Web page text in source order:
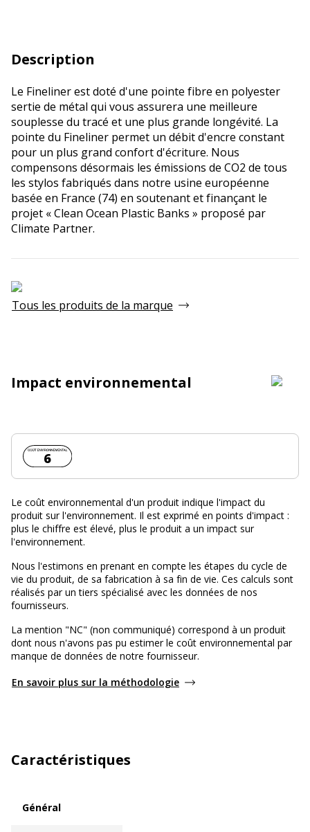
Description
Le Fineliner est doté d'une pointe fibre en polyester
sertie de métal qui vous assurera une meilleure
souplesse du tracé et une plus grande longévité. La
pointe du Fineliner permet un débit d'encre constant
pour un plus grand confort d'écriture. Nous
compensons désormais les émissions de CO2 de tous
les stylos fabriqués dans notre usine européenne
basée en France (74) en soutenant et finançant le
projet « Clean Ocean Plastic Banks » proposé par
Climate Partner.
Tous les produits de la marque
Impact environnemental
Coût environnemental :
6
Le coût environnemental d'un produit indique l'impact du
produit sur l'environnement. Il est exprimé en points d'impact :
plus le chiffre est élevé, plus le produit a un impact sur
l'environnement.
Nous l'estimons en prenant en compte les étapes du cycle de
vie du produit, de sa fabrication à sa fin de vie. Ces calculs sont
réalisés par un tiers spécialisé avec les données de nos
fournisseurs.
La mention "NC" (non communiqué) correspond à un produit
dont nous n'avons pas pu estimer le coût environnemental par
manque de données de notre fournisseur.
En savoir plus sur la méthodologie
Caractéristiques
Général